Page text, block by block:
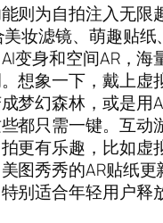
则为自拍注入无限
妆滤镜、萌趣贴纸
变身和空间AR，海
想象一下，戴上虚
梦幻森林，或是用
都只需一键。互动
更有乐趣，比如虚
图秀秀的AR贴纸更
别适合年轻用户释